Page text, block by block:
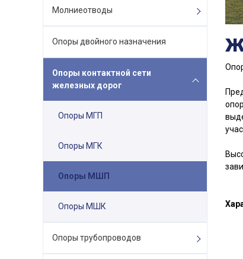
Молниеотводы
Опоры двойного назначения
Опоры контактной сети
железных дорог
Опоры МГП
Опоры МГК
Опоры МШП
Опоры МШК
Опоры трубопроводов